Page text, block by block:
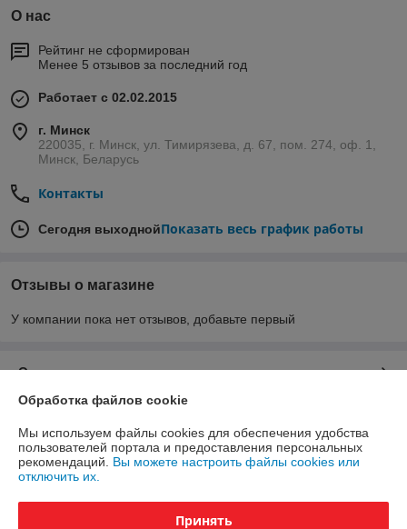
О нас
Рейтинг не сформирован
Менее 5 отзывов за последний год
Работает с 02.02.2015
г. Минск
220035, г. Минск, ул. Тимирязева, д. 67, пом. 274, оф. 1,
Минск, Беларусь
Контакты
Сегодня выходнойПоказать весь график работы
Отзывы о магазине
У компании пока нет отзывов, добавьте первый
О нас
Доставка и оплата
График работы
Обработка файлов cookie
Мы используем файлы cookies для обеспечения удобства
пользователей портала и предоставления персональных
рекомендаций. Вы можете настроить файлы cookies или
отключить их.
Принять